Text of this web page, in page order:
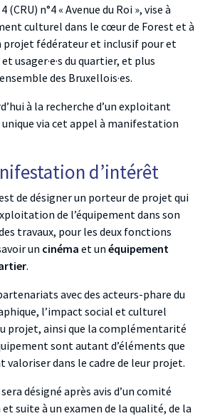
(CRU) n°4 « Avenue du Roi », vise à
culturel dans le cœur de Forest et à
projet fédérateur et inclusif pour et
usager·e·s du quartier, et plus
des Bruxellois·es.
à la recherche d’un exploitant
via cet appel à manifestation
d’intérêt
de désigner un porteur de projet qui
de l’équipement dans son
travaux, pour les deux fonctions
un cinéma et un équipement
.
avec des acteurs-phare du
l’impact social et culturel
projet, ainsi que la complémentarité
sont autant d’éléments que
valoriser dans le cadre de leur projet.
désigné après avis d’un comité
suite à un examen de la qualité, de la